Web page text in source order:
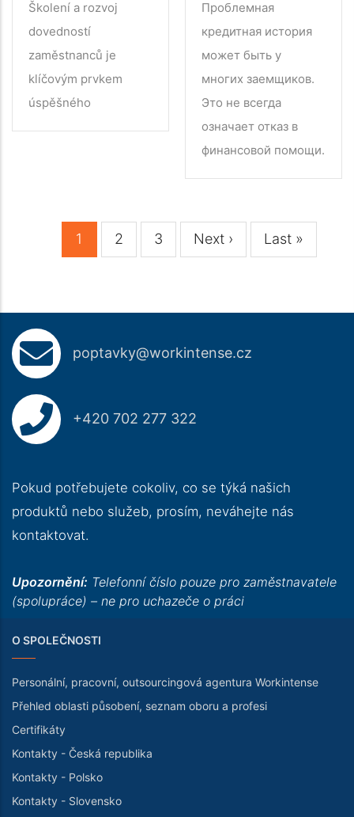
Školení a rozvoj
dovedností
zaměstnanců je
klíčovým prvkem
úspěšného
Проблемная
кредитная история
может быть у
многих заемщиков.
Это не всегда
означает отказ в
финансовой помощи.
PaginationAktuální
1 Stránka
2 Stránka
3
Následující
Next ›
Poslední
Last »
poptavky@workintense.cz
+420 702 277 322
Pokud potřebujete cokoliv, co se týká našich
produktů nebo služeb, prosím, neváhejte nás
kontaktovat.
Upozornění: Telefonní číslo pouze pro zaměstnavatele
(spolupráce) – ne pro uchazeče o práci
O SPOLEČNOSTI
Personální, pracovní, outsourcingová agentura Workintense
Přehled oblasti působení, seznam oboru a profesi
Certifikáty
Kontakty - Česká republika
Kontakty - Polsko
Kontakty - Slovensko